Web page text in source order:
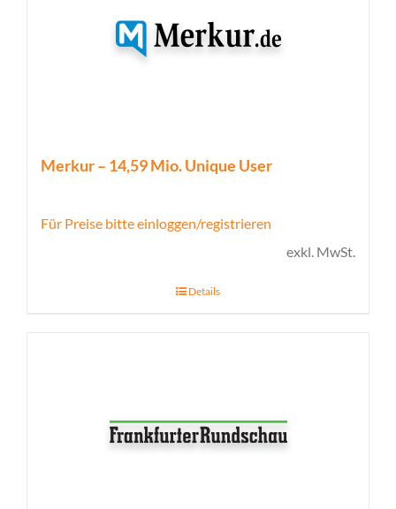
Merkur – 14,59 Mio. Unique User
Für Preise bitte einloggen/registrieren
exkl. MwSt.
Details